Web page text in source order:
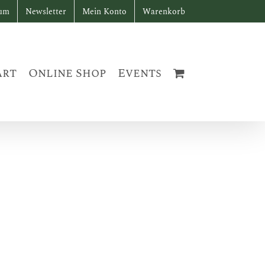
Newsletter Mein Konto Warenkorb
Online Shop Events